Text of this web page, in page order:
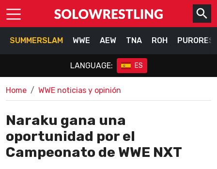
SUMMERSLAM WWE AEW TNA ROH
LANGUAGE: ES
Home WWE noticias y opinión
Naraku gana una
oportunidad por el
Campeonato de WWE NXT